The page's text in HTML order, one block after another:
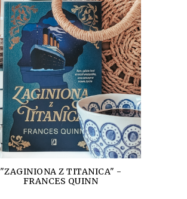
"ZAGINIONA Z TITANICA" -
FRANCES QUINN